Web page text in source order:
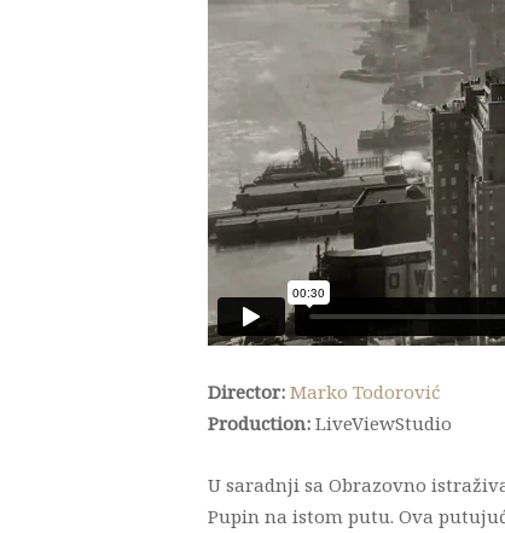
Director: Marko Todorović
Production: LiveViewStudio
U saradnji sa Obrazovno
Pupin na istom putu. Ova